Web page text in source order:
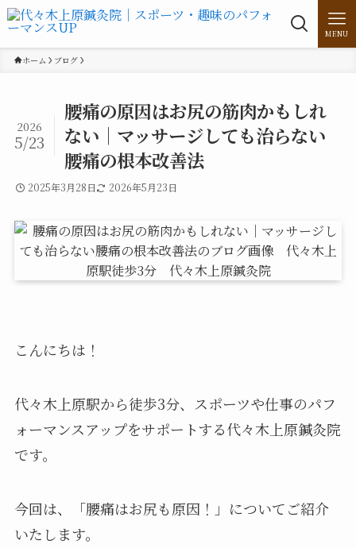
MENU
ホーム ブログ
腰痛の原因はお尻の筋肉かもしれ
ない｜マッサージしても治らない
腰痛の根本改善法
2026
5/23
2025年3月28日 2026年5月23日
こんにちは！
代々木上原駅から徒歩3分、スポーツや仕事のパフ
ォーマンスアップをサポートする代々木上原鍼灸院
です。
今回は、「腰痛はお尻も原因！」についてご紹介
いたします。